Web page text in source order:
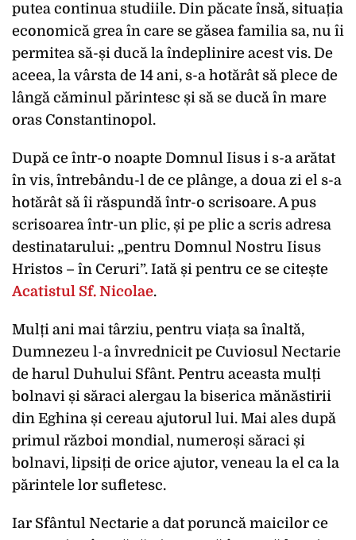
putea continua studiile. Din păcate însă, situația
economică grea în care se găsea familia sa, nu îi
permitea să-și ducă la îndeplinire acest vis. De
aceea, la vârsta de 14 ani, s-a hotărât să plece de
lângă căminul părintesc și să se ducă în mare
oras Constantinopol.
După ce într-o noapte Domnul Iisus i s-a arătat
în vis, întrebându-l de ce plânge, a doua zi el s-a
hotărât să îi răspundă într-o scrisoare. A pus
scrisoarea într-un plic, și pe plic a scris adresa
destinatarului: „pentru Domnul Nostru Iisus
Hristos – în Ceruri”. Iată și pentru ce se citește
Acatistul Sf. Nicolae.
Mulți ani mai târziu, pentru viața sa înaltă,
Dumnezeu l-a învrednicit pe Cuviosul Nectarie
de harul Duhului Sfânt. Pentru aceasta mulți
bolnavi și săraci alergau la biserica mănăstirii
din Eghina și cereau ajutorul lui. Mai ales după
primul război mondial, numeroși săraci și
bolnavi, lipsiți de orice ajutor, veneau la el ca la
părintele lor sufletesc.
Iar Sfântul Nectarie a dat poruncă maicilor ce